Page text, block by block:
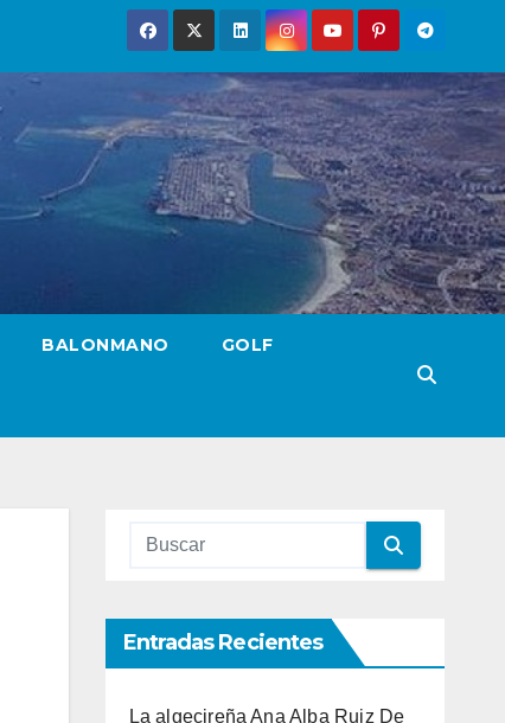
BALONMANO GOLF
Entradas Recientes
La algecireña Ana Alba Ruiz De